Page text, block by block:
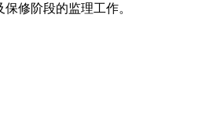
修阶段的监理工作。